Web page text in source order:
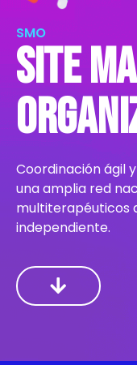
SMO
Site
Coordinación ágil
una amplia red
multiterapéuticos
independiente.